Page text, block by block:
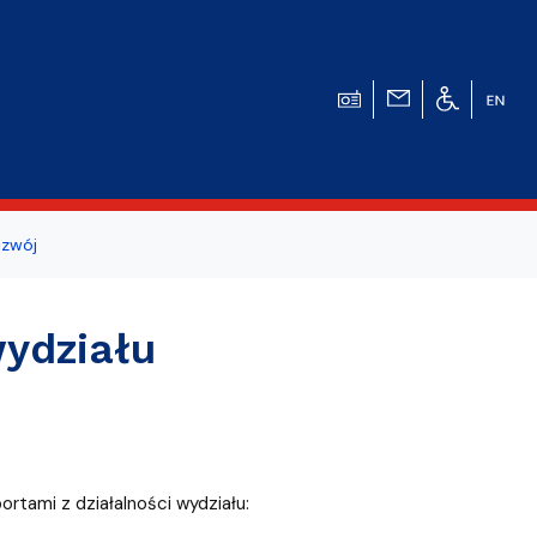
studentów i
z działalności wydziału: